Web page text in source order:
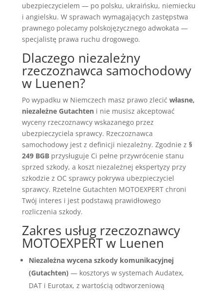
ubezpieczycielem — po polsku, ukraińsku, niemiecku
i angielsku. W sprawach wymagających zastępstwa
prawnego polecamy polskojęzycznego adwokata —
specjalistę prawa ruchu drogowego.
Dlaczego niezależny
rzeczoznawca samochodowy
w Luenen?
Po wypadku w Niemczech masz prawo zlecić własne,
niezależne Gutachteni nie musisz akceptować
wyceny rzeczoznawcy wskazanego przez
ubezpieczyciela sprawcy. Rzeczoznawca
samochodowy jest z definicji niezależny. Zgodnie z §
249 BGBprzysługuje Ci pełne przywrócenie stanu
sprzed szkody, a koszt niezależnej ekspertyzy przy
szkodzie z OC sprawcy pokrywa ubezpieczyciel
sprawcy. Rzetelne Gutachten MOTOEXPERT chroni
Twój interes i jest podstawą prawidłowego
rozliczenia szkody.
Zakres usług rzeczoznawcy
MOTOEXPERT w Luenen
Niezależna wycena szkody komunikacyjnej
(Gutachten) — kosztorys w systemach Audatex,
DAT i Eurotax, z wartością odtworzeniową